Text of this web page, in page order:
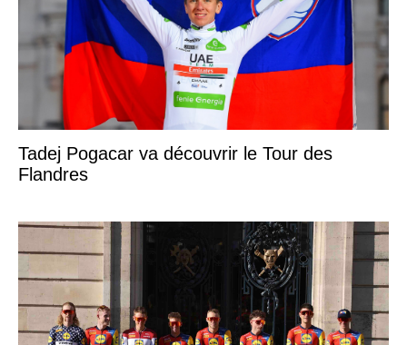
Tadej Pogacar va découvrir le Tour des
Flandres